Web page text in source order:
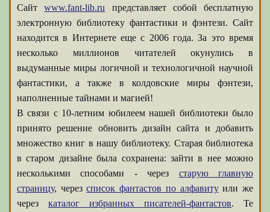
Сайтwww.fant-lib.ru представляет собой бесплатную
электронную библиотеку фантастики и фэнтези. Сайт
находится в Интернете еще с 2006 года. За это время
несколько миллионов читателей окунулись в
выдуманные миры логичной и технологичной научной
фантастики, а также в колдовские миры фэнтези,
наполненные тайнами и магией!
В связи с 10-летним юбилеем нашей библиотеки было
принято решение обновить дизайн сайта и добавить
множество книг в нашу библиотеку. Старая библиотека
в старом дизайне была сохранена: зайти в нее можно
несколькими способами - через старую главную
страницу, черезсписок фантастов по алфавитуили же
через каталог избранных писателей-фантастов. Те